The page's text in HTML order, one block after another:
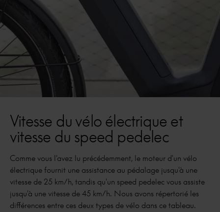
Vitesse du vélo électrique et
vitesse du speed pedelec
Comme vous l'avez lu précédemment, le moteur d'un vélo
électrique fournit une assistance au pédalage jusqu'à une
vitesse de 25 km/h, tandis qu'un speed pedelec vous assiste
jusqu'à une vitesse de 45 km/h. Nous avons répertorié les
différences entre ces deux types de vélo dans ce tableau.